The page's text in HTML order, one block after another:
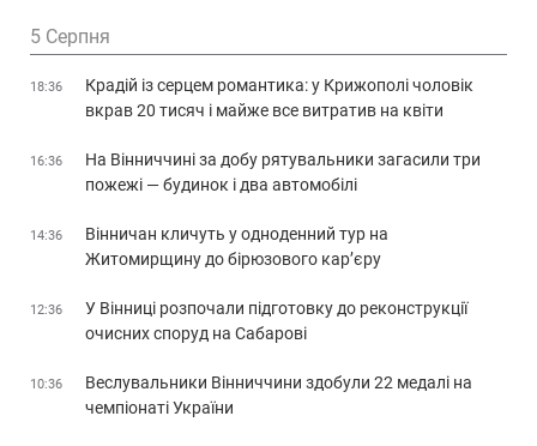
5 Серпня
18:36
Крадій із серцем романтика: у Крижополі чоловік
вкрав 20 тисяч і майже все витратив на квіти
16:36
На Вінниччині за добу рятувальники загасили три
пожежі — будинок і два автомобілі
14:36
Вінничан кличуть у одноденний тур на
Житомирщину до бірюзового кар’єру
12:36
У Вінниці розпочали підготовку до реконструкції
очисних споруд на Сабарові
10:36
Веслувальники Вінниччини здобули 22 медалі на
чемпіонаті України